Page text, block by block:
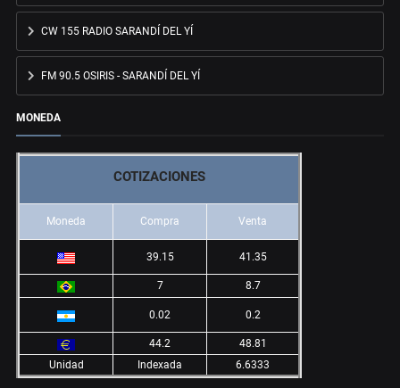
CW 155 RADIO SARANDÍ DEL YÍ
FM 90.5 OSIRIS - SARANDÍ DEL YÍ
MONEDA
COTIZACIONES
Moneda Compra Venta
39.15 41.35
7 8.7
0.02 0.2
44.2
48.81
Unidad
Indexada 6.6333